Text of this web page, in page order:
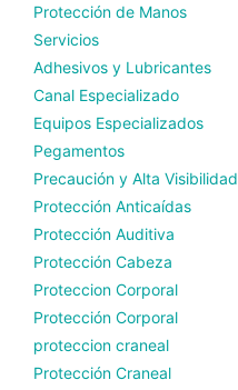
Protección de Manos
Servicios
Adhesivos y Lubricantes
Canal Especializado
Equipos Especializados
Pegamentos
Precaución y Alta Visibilidad
Protección Anticaídas
Protección Auditiva
Protección Cabeza
Proteccion Corporal
Protección Corporal
proteccion craneal
Protección Craneal